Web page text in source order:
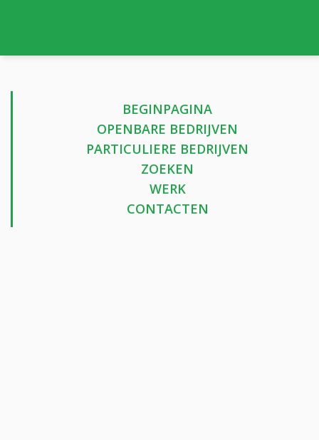
BEGINPAGINA
OPENBARE BEDRIJVEN
PARTICULIERE BEDRIJVEN
ZOEKEN
WERK
CONTACTEN